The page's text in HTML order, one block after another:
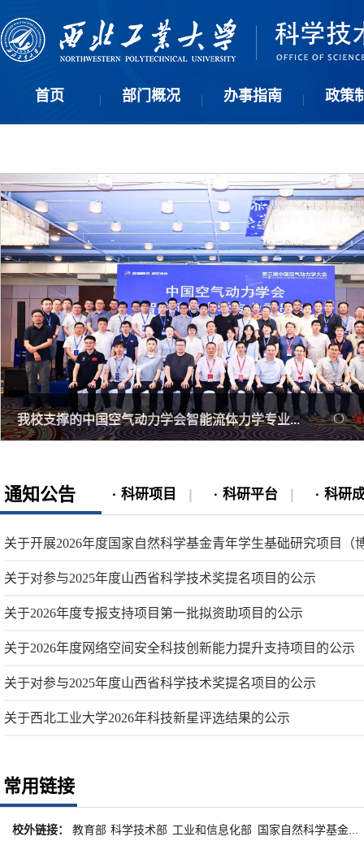
首页 | 部门概况 | 办事指南 | 政策
我校支撑的中国空气动力学会智能流体力学专业...
通知公告 · 科研项目 | · 科研平台 | · 科研
关于开展2026年度国家自然科学基金青年学生基础研究项目（
关于对参与2025年度山西省科学技术奖提名项目的公示
关于2026年度专报支持项目第一批拟资助项目的公示
关于2026年度网络空间安全科技创新能力提升支持项目的公示
关于对参与2025年度山西省科学技术奖提名项目的公示
关于西北工业大学2026年科技新星评选结果的公示
常用链接
校外链接： 教育部 科学技术部 工业和信息化部 国家自然科学基金...